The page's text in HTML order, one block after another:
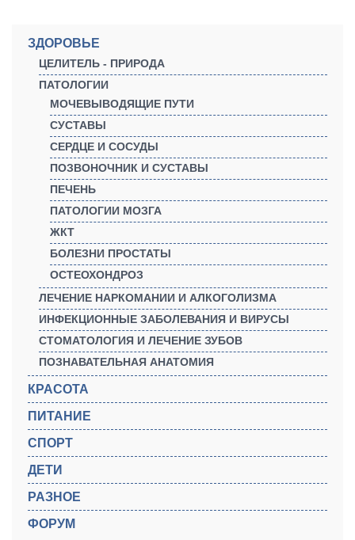
ЗДОРОВЬЕ
ЦЕЛИТЕЛЬ - ПРИРОДА
ПАТОЛОГИИ
МОЧЕВЫВОДЯЩИЕ ПУТИ
СУСТАВЫ
СЕРДЦЕ И СОСУДЫ
ПОЗВОНОЧНИК И СУСТАВЫ
ПЕЧЕНЬ
ПАТОЛОГИИ МОЗГА
ЖКТ
БОЛЕЗНИ ПРОСТАТЫ
ОСТЕОХОНДРОЗ
ЛЕЧЕНИЕ НАРКОМАНИИ И АЛКОГОЛИЗМА
ИНФЕКЦИОННЫЕ ЗАБОЛЕВАНИЯ И ВИРУСЫ
СТОМАТОЛОГИЯ И ЛЕЧЕНИЕ ЗУБОВ
ПОЗНАВАТЕЛЬНАЯ АНАТОМИЯ
КРАСОТА
ПИТАНИЕ
СПОРТ
ДЕТИ
РАЗНОЕ
ФОРУМ